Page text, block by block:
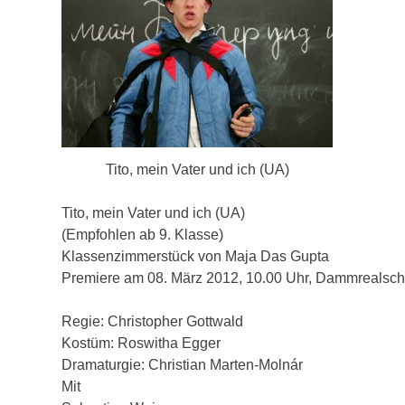
Tito, mein Vater und ich (UA)
Tito, mein Vater und ich (UA)
(Empfohlen ab 9. Klasse)
Klassenzimmerstück von Maja Das Gupta
Premiere am 08. März 2012, 10.00 Uhr,
Regie: Christopher Gottwald
Kostüm: Roswitha Egger
Dramaturgie: Christian Marten-Molnár
Mit